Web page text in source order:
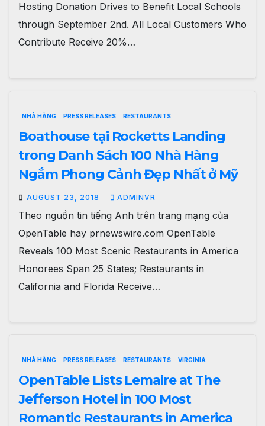
Hosting Donation Drives to Benefit Local Schools
through September 2nd. All Local Customers Who
Contribute Receive 20%…
NHÀ HÀNG PRESS RELEASES RESTAURANTS
Boathouse tại Rocketts Landing
trong Danh Sách 100 Nhà Hàng
Ngắm Phong Cảnh Đẹp Nhất ở Mỹ
AUGUST 23, 2018 ADMINVR
Theo nguồn tin tiếng Anh trên trang mạng của
OpenTable hay prnewswire.com OpenTable
Reveals 100 Most Scenic Restaurants in America
Honorees Span 25 States; Restaurants in
California and Florida Receive…
NHÀ HÀNG PRESS RELEASES RESTAURANTS VIRGINIA
OpenTable Lists Lemaire at The
Jefferson Hotel in 100 Most
Romantic Restaurants in America